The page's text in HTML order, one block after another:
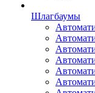
Шлагбаумы